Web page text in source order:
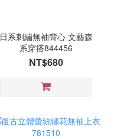
日系刺繡無袖背心 文藝森
系穿搭844456
NT$680